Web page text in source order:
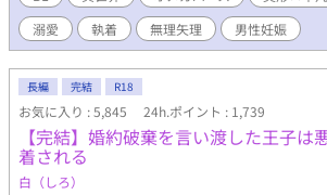
約破棄されることを目論んでいたオメガが、
くれていた婚約者のアルファにきつめのお仕
パダリ風執着アルファ(28)×ベータに見える
溺愛
執着 無理矢理 男性妊娠
長編 完結 R18
お気に入り : 5,845 24h.ポイント : 1,739
【完結】婚約破棄を言い渡した王子は
着される
白（しろ）